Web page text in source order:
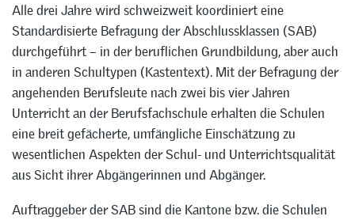
Alle drei Jahre wird schweizweit koordiniert eine
Standardisierte Befragung der Abschlussklassen (SAB)
durchgeführt – in der beruflichen Grundbildung, aber auch
in anderen Schultypen (Kastentext). Mit der Befragung der
angehenden Berufsleute nach zwei bis vier Jahren
Unterricht an der Berufsfachschule erhalten die Schulen
eine breit gefächerte, umfängliche Einschätzung zu
wesentlichen Aspekten der Schul- und Unterrichtsqualität
aus Sicht ihrer Abgängerinnen und Abgänger.
Auftraggeber der SAB sind die Kantone bzw. die Schulen